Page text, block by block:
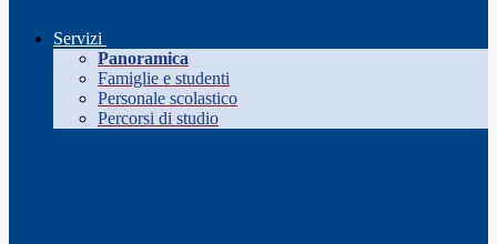
Servizi
Panoramica
Famiglie e studenti
Personale scolastico
Percorsi di studio